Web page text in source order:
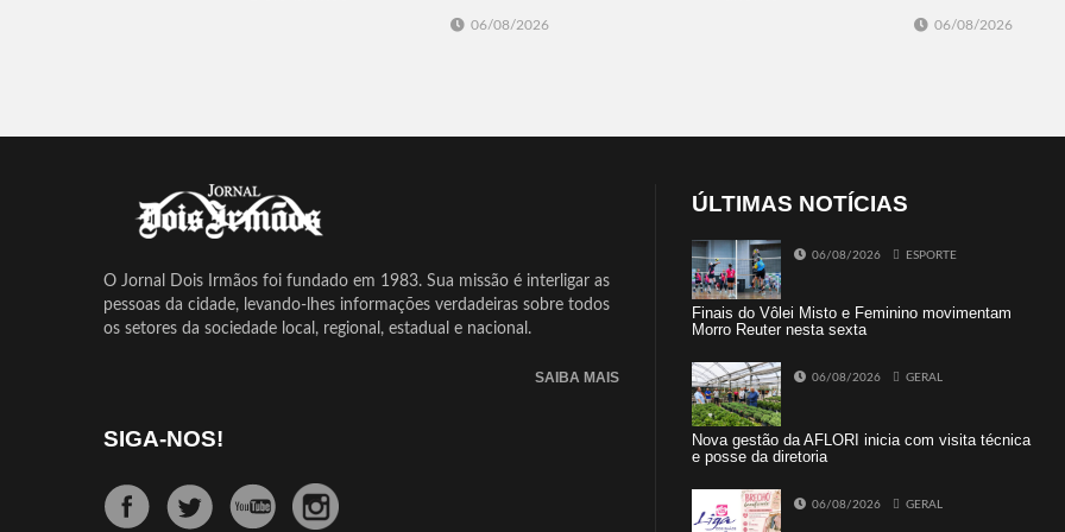
06/08/2026 06/08/2026
O Jornal Dois Irmãos foi fundado em 1983. Sua missão é interligar as
pessoas da cidade, levando-lhes informações verdadeiras sobre todos
os setores da sociedade local, regional, estadual e nacional.
SAIBA MAIS
SIGA-NOS!
ÚLTIMAS NOTÍCIAS
06/08/2026 ESPORTE
Finais do Vôlei Misto e Feminino movimentam
Morro Reuter nesta sexta
06/08/2026 GERAL
Nova gestão da AFLORI inicia com visita técnica
e posse da diretoria
06/08/2026 GERAL